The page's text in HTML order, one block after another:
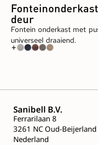
deur
Fontein onderkast met
universeel draaiend.
+
Sanibell B.V.
Ferrarilaan 8
3261 NC Oud-Beijerland
Nederland